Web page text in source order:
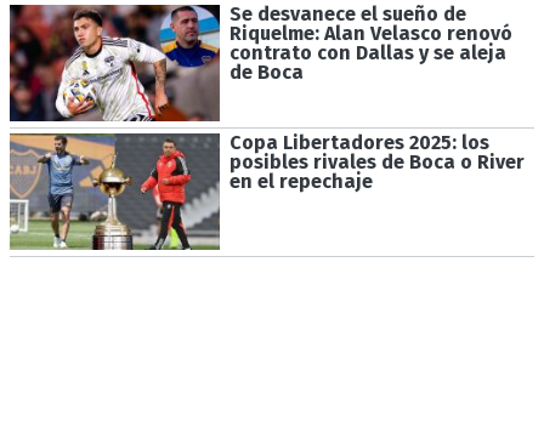
Se desvanece el sueño de
Riquelme: Alan Velasco renovó
contrato con Dallas y se aleja
de Boca
Copa Libertadores 2025: los
posibles rivales de Boca o River
en el repechaje